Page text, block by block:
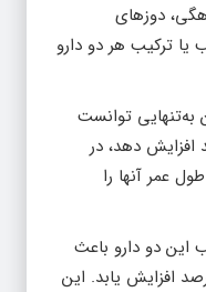
دوزهای
یا ترکیب هر دو دارو
به‌تنهایی توانست
را ۱۷ تا ۱۸ درصد افزایش دهد، در
۷ تا ۱۶ درصد طول عمر آنها را
این دو دارو باعث
عمر موش‌ها ۲۶ تا ۳۵ درصد افزایش یابد. این